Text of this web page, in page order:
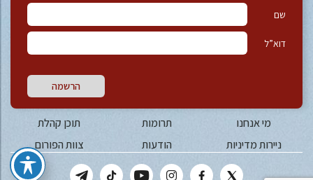
שם
דוא”ל
הרשמה
מי אנחנו תרומות
תוכן קהלת
ניירות מדיניות
הודעות צוות הפורום